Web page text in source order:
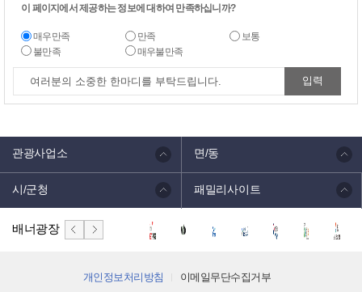
이 페이지에서 제공하는 정보에 대하여 만족하십니까?
매우만족 만족
보통
불만족
매우불만족
관광사업소 면/동
시/군청 패밀리사이트
배너광장
개인정보처리방침
이메일무단수집거부